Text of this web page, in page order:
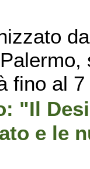
fino al
"Il
e le